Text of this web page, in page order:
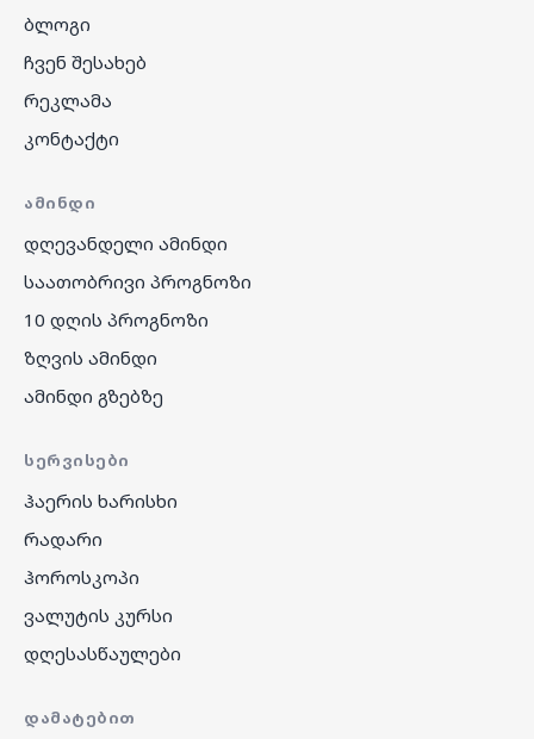
ბლოგი
ჩვენ შესახებ
რეკლამა
კონტაქტი
ᲐᲛᲘᲜᲓᲘ
დღევანდელი ამინდი
საათობრივი პროგნოზი
10 დღის პროგნოზი
ზღვის ამინდი
ამინდი გზებზე
ᲡᲔᲠᲕᲘᲡᲔᲑᲘ
ჰაერის ხარისხი
რადარი
ჰოროსკოპი
ვალუტის კურსი
დღესასწაულები
ᲓᲐᲛᲐᲢᲔᲑᲘᲗ